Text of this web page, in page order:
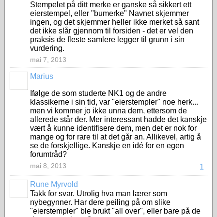
Stempelet på ditt merke er ganske så sikkert ett
eierstempel, eller "bumerke" Navnet skjemmer
ingen, og det skjemmer heller ikke merket så sant
det ikke slår gjennom til forsiden - det er vel den
praksis de fleste samlere legger til grunn i sin
vurdering.
mai 7, 2013
Marius
Ifølge de som studerte NK1 og de andre
klassikerne i sin tid, var "eierstempler" noe herk...
men vi kommer jo ikke unna dem, ettersom de
allerede står der. Mer interessant hadde det kanskje
vært å kunne identifisere dem, men det er nok for
mange og for rare til at det går an. Allikevel, artig å
se de forskjellige. Kanskje en idé for en egen
forumtråd?
1
mai 8, 2013
Rune Myrvold
Takk for svar. Utrolig hva man lærer som
nybegynner. Har dere peiling på om slike
"eierstempler" ble brukt "all over", eller bare på de